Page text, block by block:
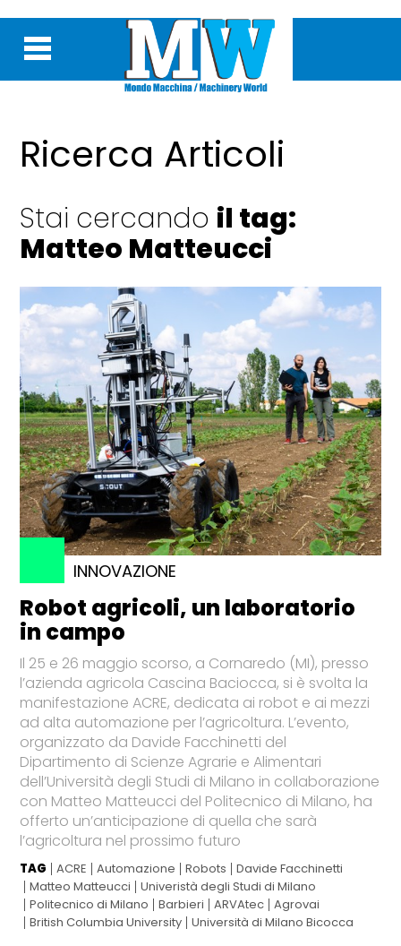
Ricerca Articoli
Stai cercando il tag:
Matteo Matteucci
INNOVAZIONE
Robot agricoli, un laboratorio
in campo
Il 25 e 26 maggio scorso, a Cornaredo (MI), presso
l’azienda agricola Cascina Baciocca, si è svolta la
manifestazione ACRE, dedicata ai robot e ai mezzi
ad alta automazione per l’agricoltura. L’evento,
organizzato da Davide Facchinetti del
Dipartimento di Scienze Agrarie e Alimentari
dell’Università degli Studi di Milano in collaborazione
con Matteo Matteucci del Politecnico di Milano, ha
offerto un’anticipazione di quella che sarà
l’agricoltura nel prossimo futuro
TAG ACRE Automazione Robots
Davide Facchinetti
Matteo Matteucci
Univeristà degli Studi di Milano
Politecnico di Milano
Barbieri ARVAtec Agrovai
British Columbia University Università di Milano Bicocca